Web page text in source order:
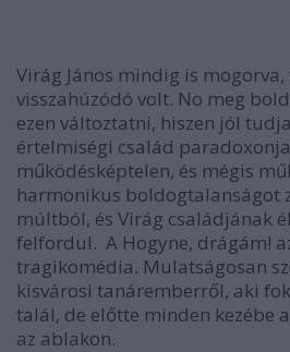
Virág János mindig is mogorva,
visszahúzódó volt. No meg
ezen változtatni, hiszen jól
értelmiségi család
működésképtelen, és mégis
harmonikus boldogtalanságot
múltból, és Virág családjának
felfordul. A Hogyne, drágám!
tragikomédia. Mulatságosan
kisvárosi tanáremberről, aki
talál, de előtte minden kezébe
az ablakon.